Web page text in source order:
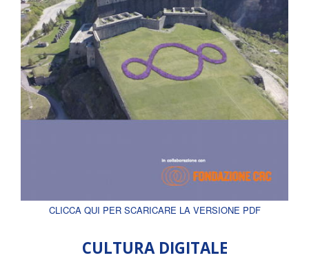
CLICCA QUI PER SCARICARE LA VERSIONE PDF
CULTURA DIGITALE